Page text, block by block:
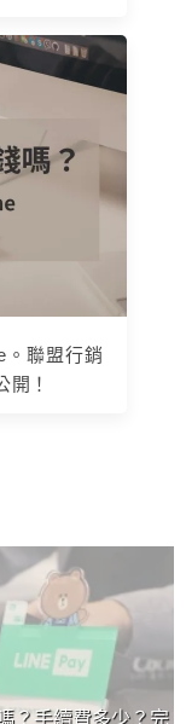
聯盟行銷
開！
？手續費多少？完